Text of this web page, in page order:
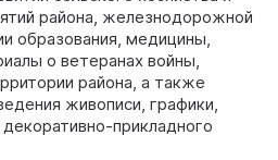
района, железнодорожной
образования, медицины,
о ветеранах войны,
района, а также
живописи, графики,
прикладного